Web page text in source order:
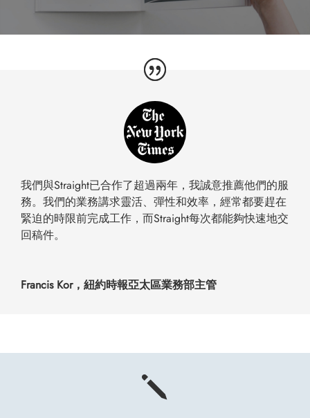
我們與Straight已合作了超過兩年，我誠意推薦他們的服
務。我們的業務講求靈活、彈性和效率，經常都要趕在
緊迫的時限前完成工作，而Straight每次都能夠快速地交
回稿件。
Francis Kor，紐約時報亞太區業務部主管
j